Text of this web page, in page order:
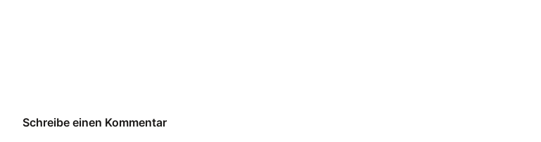
Schreibe einen Kommentar